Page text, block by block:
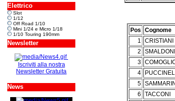
Elettrico
Slot
1/12
Off Road 1/10
Mini 1/24 e Micro 1/18
1/10 Touring 190mm
Newsletter
Iscriviti alla nostra
Newsletter Gratuita
News
Pos
Cognome
1
CRISTIANI
2
3
4
5 SAMMARINI
6
TACCONI